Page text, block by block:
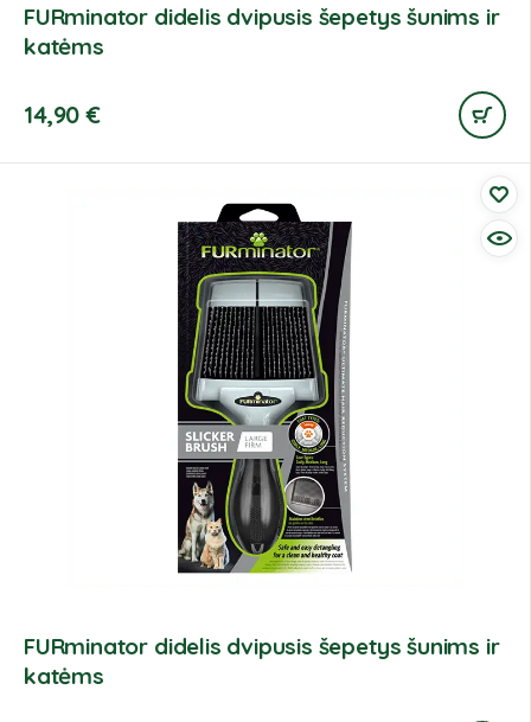
FURminator didelis dvipusis šepetys šunims ir
katėms
14,90€
FURminator didelis dvipusis šepetys šunims ir
katėms